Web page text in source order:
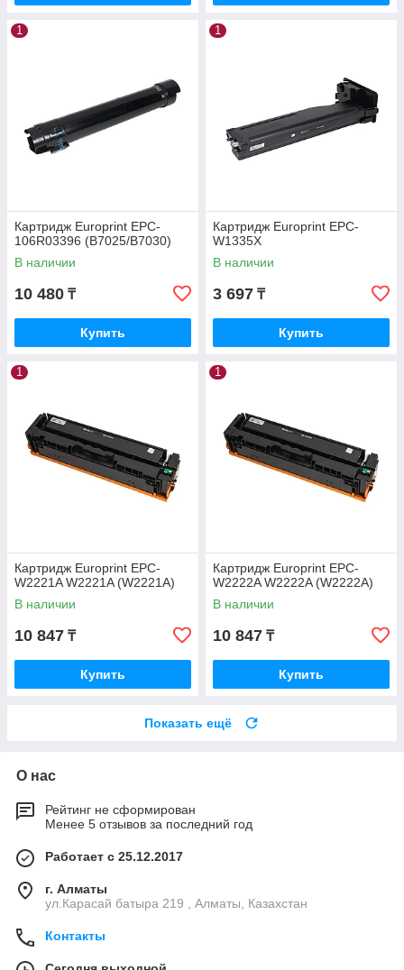
1
Картридж Europrint EPC-
106R03396 (B7025/B7030)
В наличии
10 480 ₸
Купить
1
Картридж Europrint EPC-
W1335X
В наличии
3 697 ₸
Купить
1
Картридж Europrint EPC-
W2221A W2221A (W2221A)
В наличии
10 847 ₸
Купить
1
Картридж Europrint EPC-
W2222A W2222A (W2222A)
В наличии
10 847 ₸
Купить
Показать ещё
О нас
Рейтинг не сформирован
Менее 5 отзывов за последний год
Работает с 25.12.2017
г. Алматы
ул.Карасай батыра 219 , Алматы, Казахстан
Контакты